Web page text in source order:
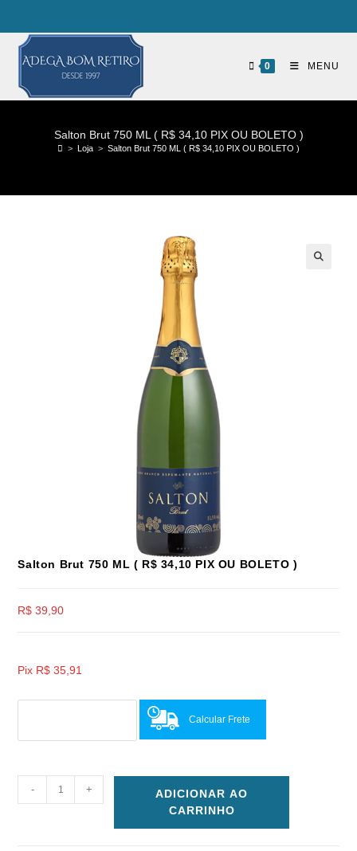
0 MENU
Salton Brut 750 ML ( R$ 34,10 PIX OU BOLETO )
> Loja > Salton Brut 750 ML ( R$ 34,10 PIX OU BOLETO )
Salton Brut 750 ML ( R$ 34,10 PIX OU BOLETO )
R$ 39,90
Pix R$ 35,91
Calcular Frete
- +
ADICIONAR AO
CARRINHO